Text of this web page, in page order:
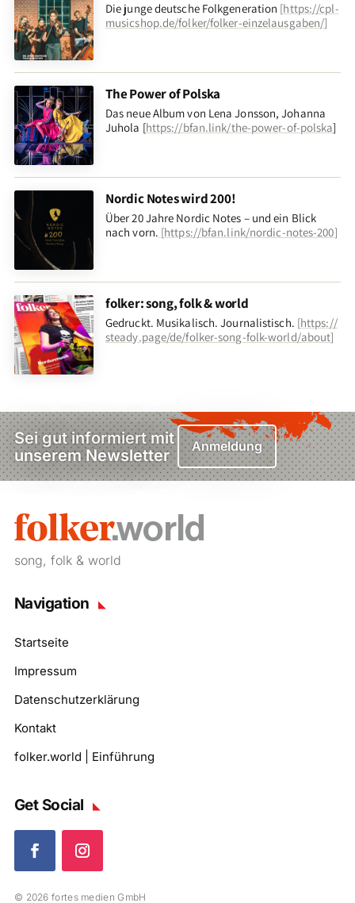
Die junge deutsche Folkgeneration [https://cpl-
musicshop.de/folker/folker-einzelausgaben/]
The Power of Polska
Das neue Album von Lena Jonsson, Johanna
Juhola [https://bfan.link/the-power-of-polska]
Nordic Notes wird 200!
Über 20 Jahre Nordic Notes – und ein Blick
nach vorn. [https://bfan.link/nordic-notes-200]
folker: song, folk & world
Gedruckt. Musikalisch. Journalistisch. [https://
steady.page/de/folker-song-folk-world/about]
Sei gut informiert mit
unserem Newsletter
Anmeldung
song, folk & world
Navigation
Startseite
Impressum
Datenschutzerklärung
Kontakt
folker.world | Einführung
Get Social
© 2026 fortes medien GmbH